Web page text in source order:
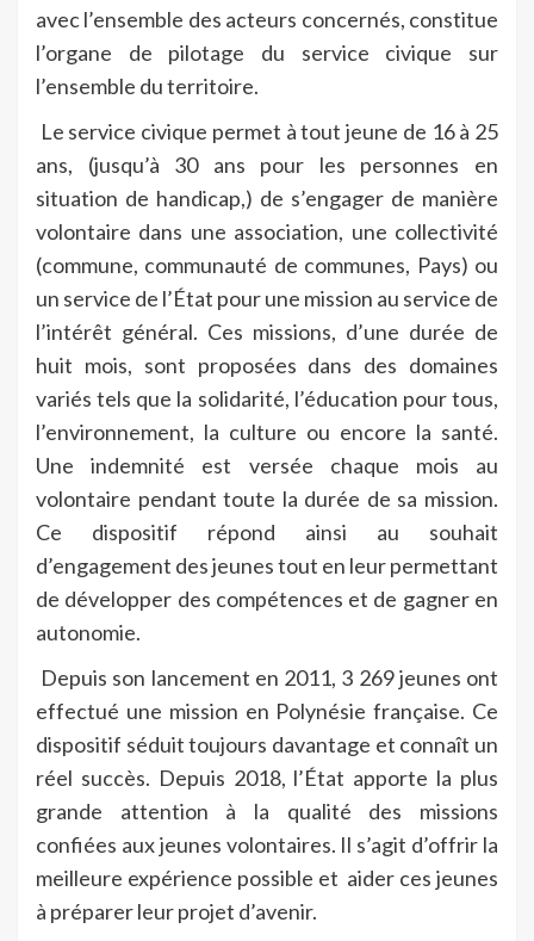
avec l’ensemble des acteurs concernés, constitue
l’organe de pilotage du service civique sur
l’ensemble du territoire.
Le service civique permet à tout jeune de 16 à 25
ans, (jusqu’à 30 ans pour les personnes en
situation de handicap,) de s’engager de manière
volontaire dans une association, une collectivité
(commune, communauté de communes, Pays) ou
un service de l’État pour une mission au service de
l’intérêt général. Ces missions, d’une durée de
huit mois, sont proposées dans des domaines
variés tels que la solidarité, l’éducation pour tous,
l’environnement, la culture ou encore la santé.
Une indemnité est versée chaque mois au
volontaire pendant toute la durée de sa mission.
Ce dispositif répond ainsi au souhait
d’engagement des jeunes tout en leur permettant
de développer des compétences et de gagner en
autonomie.
Depuis son lancement en 2011, 3 269 jeunes ont
effectué une mission en Polynésie française. Ce
dispositif séduit toujours davantage et connaît un
réel succès. Depuis 2018, l’État apporte la plus
grande attention à la qualité des missions
confiées aux jeunes volontaires. Il s’agit d’offrir la
meilleure expérience possible et aider ces jeunes
à préparer leur projet d’avenir.